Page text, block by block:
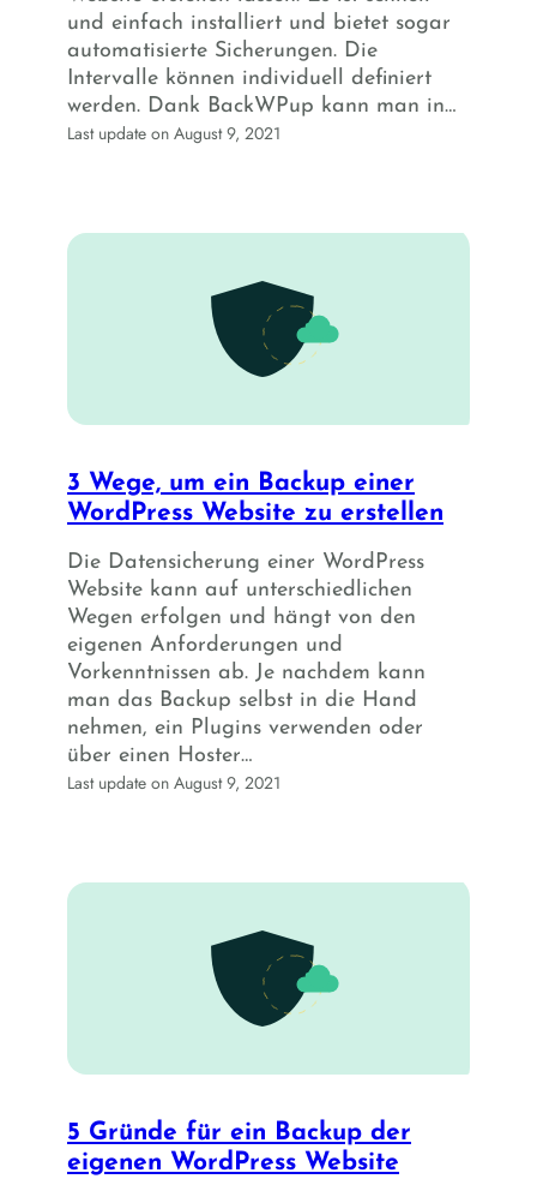
und einfach installiert und bietet sogar
automatisierte Sicherungen. Die
Intervalle können individuell definiert
werden. Dank BackWPup kann man in…
Last update on August 9, 2021
3 Wege, um ein Backup einer
WordPress Website zu erstellen
Die Datensicherung einer WordPress
Website kann auf unterschiedlichen
Wegen erfolgen und hängt von den
eigenen Anforderungen und
Vorkenntnissen ab. Je nachdem kann
man das Backup selbst in die Hand
nehmen, ein Plugins verwenden oder
über einen Hoster…
Last update on August 9, 2021
5 Gründe für ein Backup der
eigenen WordPress Website